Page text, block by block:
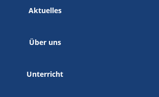
Aktuelles
Über uns
Unterricht